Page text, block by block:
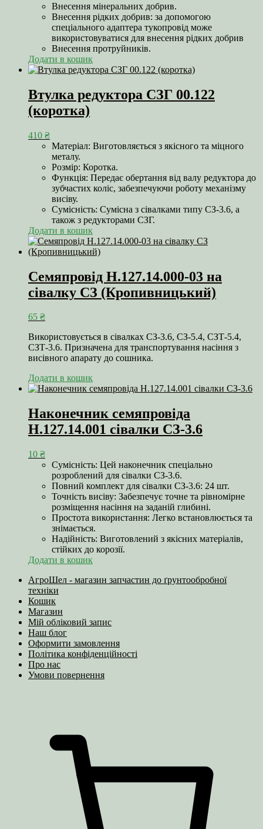
Внесення мінеральних добрив.
Внесення рідких добрив: за допомогою
спеціального адаптера тукопровід може
використовуватися для внесення рідких добрив
Внесення протруйників.
Додати в кошик
Втулка редуктора СЗГ 00.122
(коротка)
410 ₴
Матеріал: Виготовляється з якісного та міцного
металу.
Розмір: Коротка.
Функція: Передає обертання від валу редуктора до
зубчастих коліс, забезпечуючи роботу механізму
висіву.
Сумісність: Сумісна з сівалками типу СЗ-3.6, а
також з редукторами СЗГ.
Додати в кошик
Семяпровід Н.127.14.000-03 на
сівалку СЗ (Кропивницький)
65 ₴
Використовується в сівалках СЗ-3.6, СЗ-5.4, СЗТ-5.4,
СЗТ-3.6. Призначена для транспортування насіння з
висівного апарату до сошника.
Додати в кошик
Наконечник семяпровіда
Н.127.14.001 сівалки СЗ-3.6
10 ₴
Сумісність: Цей наконечник спеціально
розроблений для сівалки СЗ-3.6.
Повний комплект для сівалки СЗ-3.6: 24 шт.
Точність висіву: Забезпечує точне та рівномірне
розміщення насіння на заданій глибині.
Простота використання: Легко встановлюється та
знімається.
Надійність: Виготовлений з якісних матеріалів,
стійких до корозії.
Додати в кошик
АгроШел - магазин запчастин до ґрунтообробної
техніки
Кошик
Магазин
Мій обліковий запис
Наш блог
Оформити замовлення
Політика конфіденційності
Про нас
Умови повернення